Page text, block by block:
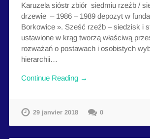
Karuzela sióstr zbiór siedmiu rzeźb /
drzewie – 1986 – 1989 depozyt w
Borkowice ». Sześć rzeźb – siedzisk i
ustawione w krąg tworzą właściwą
rozważań o postawach i osobistych
hierarchii…
Continue Reading →
29 janvier 2018 0